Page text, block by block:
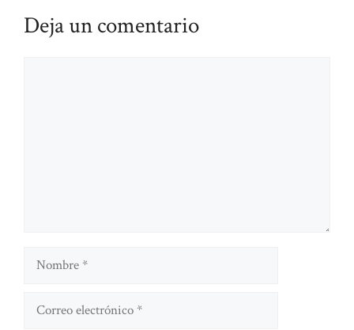
Deja un comentario
Nombre
electrónico